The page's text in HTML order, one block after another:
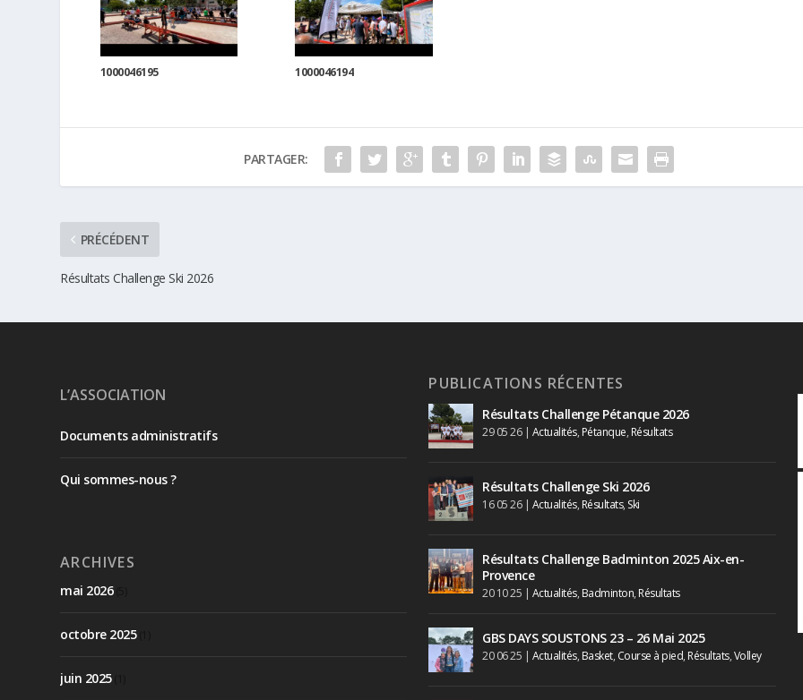
1000046195 1000046194
PARTAGER:
PRÉCÉDENT
Résultats Challenge Ski 2026
L’ASSOCIATION
Documents administratifs
Qui sommes-nous ?
ARCHIVES
mai 2026(5)
octobre 2025(1)
juin 2025(1)
PUBLICATIONS RÉCENTES
Résultats Challenge Pétanque 2026
29 05 26| Actualités, Pétanque, Résultats
Résultats Challenge Ski 2026
16 05 26| Actualités, Résultats, Ski
Résultats Challenge Badminton 2025 Aix-en-
Provence
20 10 25 | Actualités, Badminton, Résultats
GBS DAYS SOUSTONS 23 – 26 Mai 2025
20 06 25 | Actualités, Basket, Course à pied, Résultats,Volley